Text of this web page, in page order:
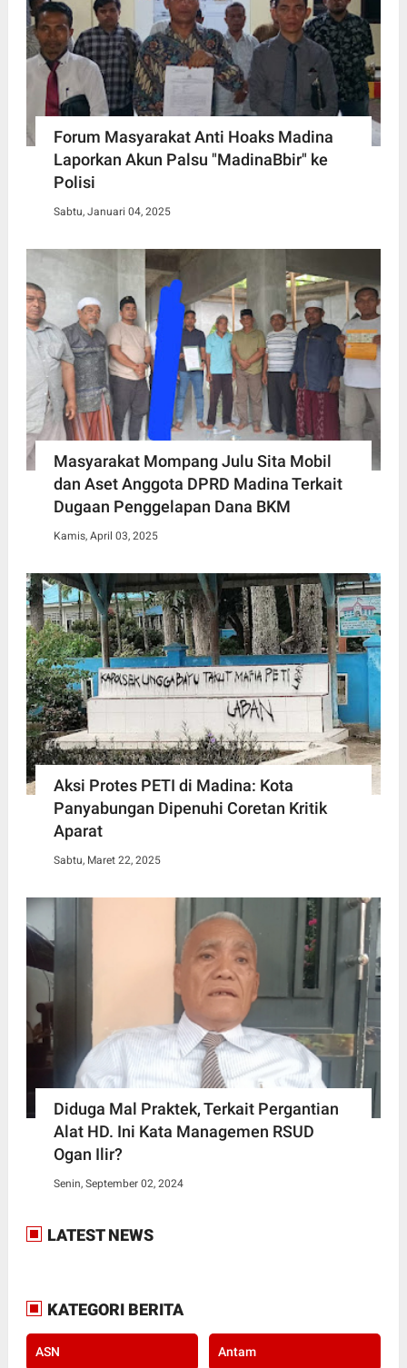
Forum Masyarakat Anti Hoaks Madina
Laporkan Akun Palsu "MadinaBbir" ke
Polisi
Sabtu, Januari 04, 2025
Masyarakat Mompang Julu Sita Mobil
dan Aset Anggota DPRD Madina Terkait
Dugaan Penggelapan Dana BKM
Kamis, April 03, 2025
Aksi Protes PETI di Madina: Kota
Panyabungan Dipenuhi Coretan Kritik
Aparat
Sabtu, Maret 22, 2025
Diduga Mal Praktek, Terkait Pergantian
Alat HD. Ini Kata Managemen RSUD
Ogan Ilir?
Senin, September 02, 2024
LATEST NEWS
KATEGORI BERITA
ASN Antam